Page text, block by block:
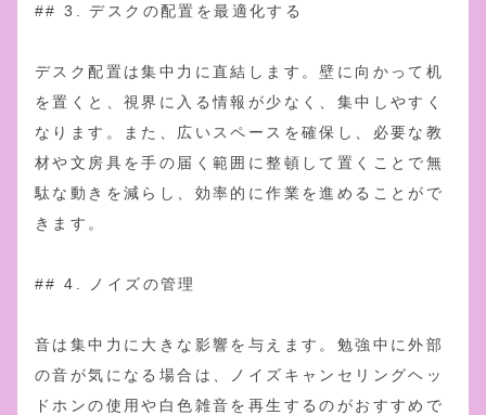
## 3. デスクの配置を最適化する
デスク配置は集中力に直結します。壁に向かって机
を置くと、視界に入る情報が少なく、集中しやすく
なります。また、広いスペースを確保し、必要な教
材や文房具を手の届く範囲に整頓して置くことで無
駄な動きを減らし、効率的に作業を進めることがで
きます。
## 4. ノイズの管理
音は集中力に大きな影響を与えます。勉強中に外部
の音が気になる場合は、ノイズキャンセリングヘッ
ドホンの使用や白色雑音を再生するのがおすすめで